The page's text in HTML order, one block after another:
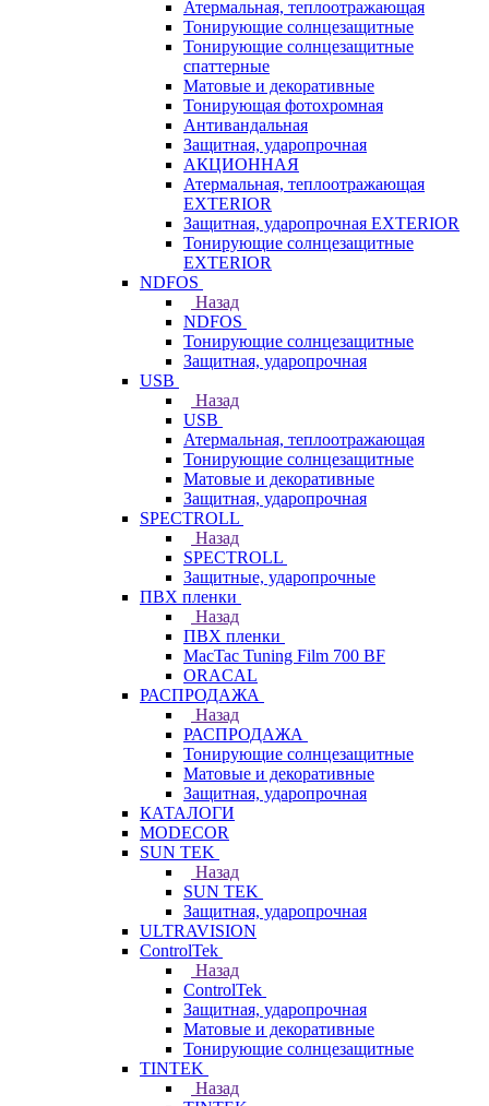
Атермальная, теплоотражающая
Тонирующие солнцезащитные
Тонирующие солнцезащитные
спаттерные
Матовые и декоративные
Тонирующая фотохромная
Антивандальная
Защитная, ударопрочная
АКЦИОННАЯ
Атермальная, теплоотражающая
EXTERIOR
Защитная, ударопрочная EXTERIOR
Тонирующие солнцезащитные
EXTERIOR
NDFOS
Назад
NDFOS
Тонирующие солнцезащитные
Защитная, ударопрочная
USB
Назад
USB
Атермальная, теплоотражающая
Тонирующие солнцезащитные
Матовые и декоративные
Защитная, ударопрочная
SPECTROLL
Назад
SPECTROLL
Защитные, ударопрочные
ПВХ пленки
Назад
ПВХ пленки
MacTac Tuning Film 700 BF
ORACAL
РАСПРОДАЖА
Назад
РАСПРОДАЖА
Тонирующие солнцезащитные
Матовые и декоративные
Защитная, ударопрочная
КАТАЛОГИ
MODECOR
SUN TEK
Назад
SUN TEK
Защитная, ударопрочная
ULTRAVISION
ControlTek
Назад
ControlTek
Защитная, ударопрочная
Матовые и декоративные
Тонирующие солнцезащитные
TINTEK
Назад